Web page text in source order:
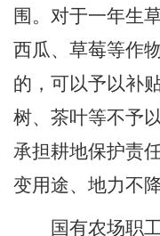
围。对于一年生
西瓜、草莓等作
的，可以予以补
树、茶叶等不予
承担耕地保护责
变用途、地力不降
国有农场职